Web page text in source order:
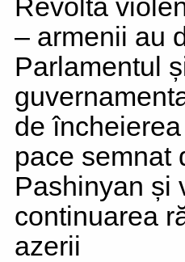
Revoltă
– armenii au
Parlamentul
de
pace semnat
Pashinyan și
continuarea
azerii